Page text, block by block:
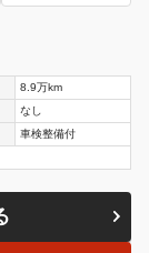
8.9万km
なし
車検整備付